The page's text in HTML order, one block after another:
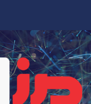
content